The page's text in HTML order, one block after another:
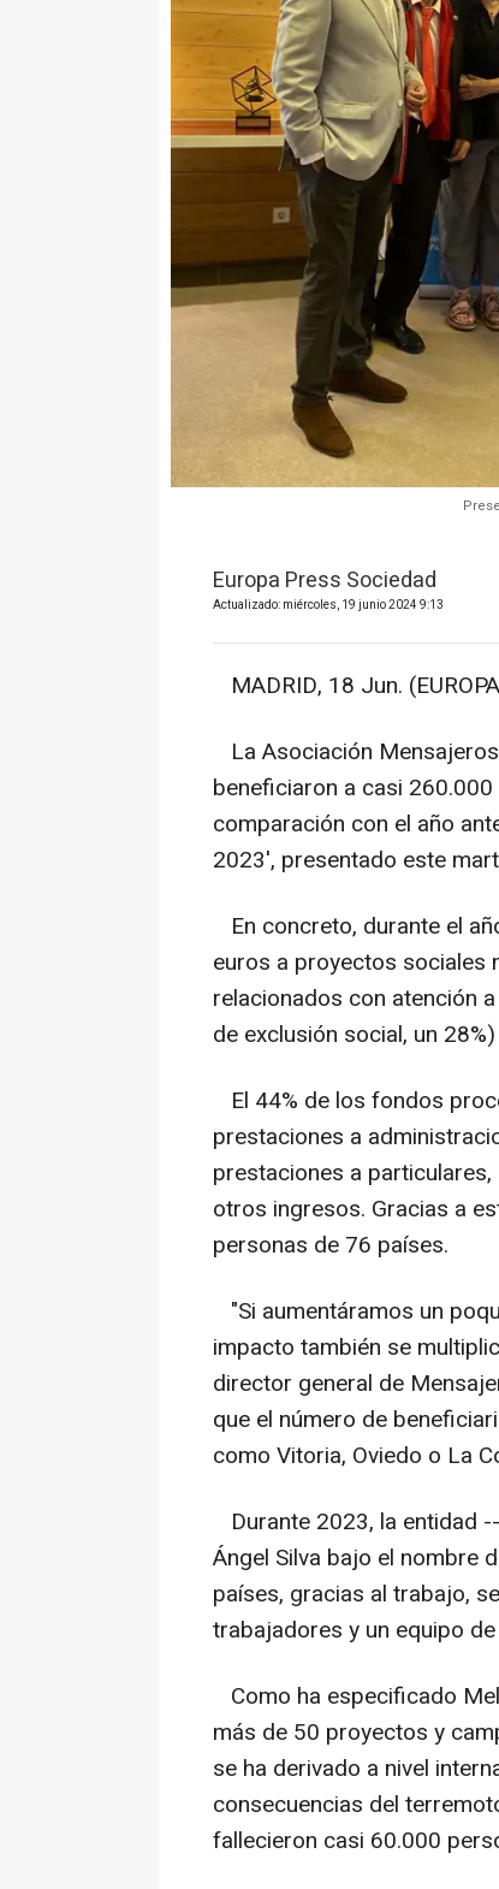
Europa Press Sociedad
Actualizado: miércoles, 19 junio 2024 9:13
MADRID, 18 Jun.
La Asociación
beneficiaron a casi
comparación con el año
2023', presentado este
En concreto, durante el
euros a proyectos sociales
relacionados con atención
de exclusión social, un
El 44% de los fondos
prestaciones a
prestaciones a
otros ingresos. Gracias a
personas de 76 países.
"Si aumentáramos un
impacto también se
director general de
que el número de
como Vitoria, Oviedo o La
Durante 2023, la entidad
Ángel Silva bajo el nombre
países, gracias al trabajo,
trabajadores y un equipo
Como ha especificado
más de 50 proyectos y
se ha derivado a nivel
consecuencias del
fallecieron casi 60.000